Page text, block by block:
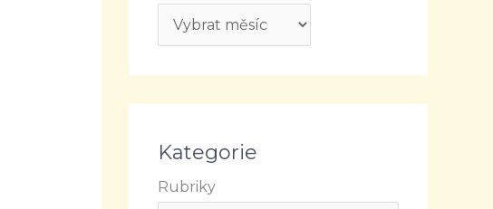
Kategorie
Rubriky